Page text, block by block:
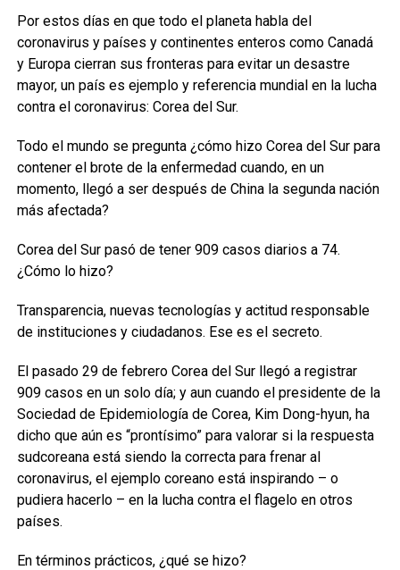
Por estos días en que todo el planeta habla del
coronavirus y países y continentes enteros como Canadá
y Europa cierran sus fronteras para evitar un desastre
mayor, un país es ejemplo y referencia mundial en la lucha
contra el coronavirus: Corea del Sur.
Todo el mundo se pregunta ¿cómo hizo Corea del Sur para
contener el brote de la enfermedad cuando, en un
momento, llegó a ser después de China la segunda nación
más afectada?
Corea del Sur pasó de tener 909 casos diarios a 74.
¿Cómo lo hizo?
Transparencia, nuevas tecnologías y actitud responsable
de instituciones y ciudadanos. Ese es el secreto.
El pasado 29 de febrero Corea del Sur llegó a registrar
909 casos en un solo día; y aun cuando el presidente de la
Sociedad de Epidemiología de Corea, Kim Dong-hyun, ha
dicho que aún es “prontísimo” para valorar si la respuesta
sudcoreana está siendo la correcta para frenar al
coronavirus, el ejemplo coreano está inspirando – o
pudiera hacerlo – en la lucha contra el flagelo en otros
países.
En términos prácticos, ¿qué se hizo?